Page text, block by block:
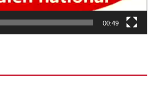
00:49